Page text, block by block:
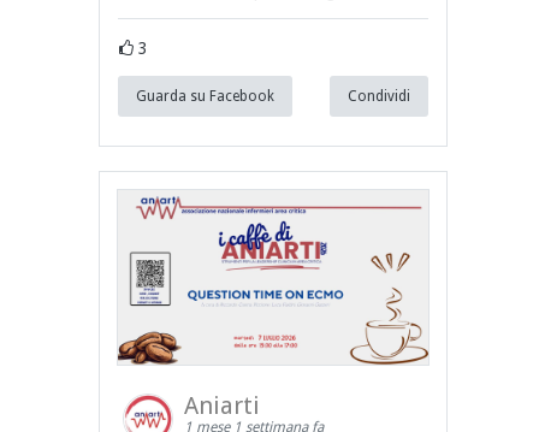
3
Guarda su Facebook Condividi
Aniarti
1 mese 1 settimana fa